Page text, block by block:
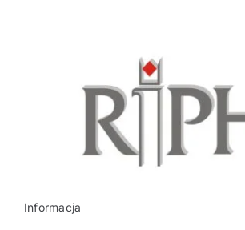
Informacja